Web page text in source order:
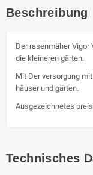
Beschreibung
Der rasenmäher
die kleineren gärten.
Mit Der versorgung
häuser und gärten.
Ausgezeichnetes
Technisches